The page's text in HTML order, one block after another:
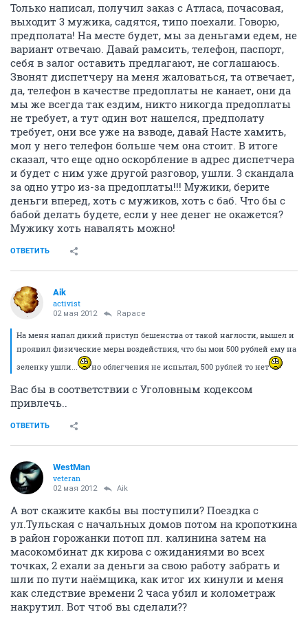
Только написал, получил заказ с Атласа, почасовая,
выходит 3 мужика, садятся, типо поехали. Говорю,
предполата! На месте будет, мы за деньгами едем, не
вариант отвечаю. Давай рамсить, телефон, паспорт,
себя в залог оставить предлагают, не соглашаюсь.
Звонят диспетчеру на меня жаловаться, та отвечает,
да, телефон в качестве предоплаты не канает, они да
мы же всегда так ездим, никто никогда предоплаты
не требует, а тут один вот нашелся, предполату
требует, они все уже на взводе, давай Насте хамить,
мол у него телефон больше чем она стоит. В итоге
сказал, что еще одно оскорбление в адрес диспетчера
и будет с ним уже другой разговор, ушли. 3 скандала
за одно утро из-за предоплаты!!! Мужики, берите
деньги вперед, хоть с мужиков, хоть с баб. Что бы с
бабой делать будете, если у нее денег не окажется?
Мужику хоть навалять можно!
ОТВЕТИТЬ
Aik
activist
02 мая 2012 Rapace
На меня напал дикий приступ бешенства от такой наглости, вышел и
проявил физические меры воздействия, что бы мои 500 рублей ему на
зеленку ушли...
но облегчения не испытал, 500 рублей то нет
Вас бы в соответствии с Уголовным кодексом
привлечь..
ОТВЕТИТЬ
WestMan
veteran
02 мая 2012 Aik
А вот скажите какбы вы поступили? Поездка с
ул.Тульская с начальных домов потом на кропоткина
в район горожанки потоп пл. калинина затем на
масокомбинат дк кирова с ожиданиями во всех
точках, 2 ехали за деньги за свою работу забрать и
шли по пути наёмщика, как итог их кинули и меня
как следствие времени 2 часа убил и колометраж
накрутил. Вот чтоб вы сделали??